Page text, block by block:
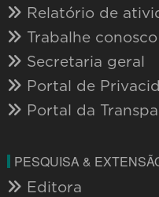
Relatório de
Trabalhe conosco
Secretaria geral
Portal de
Portal da
PESQUISA &
Editora